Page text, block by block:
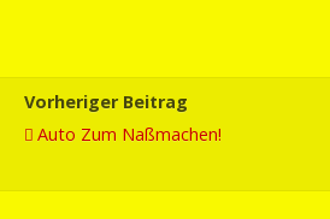
Vorheriger Beitrag
Auto Zum Naßmachen!